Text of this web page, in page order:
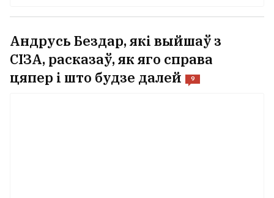
Андрусь Бездар, які выйшаў з
СІЗА, расказаў, як яго справа
цяпер і што будзе далей
9